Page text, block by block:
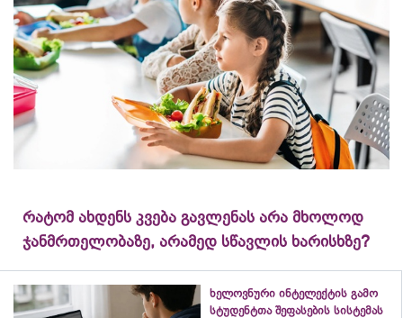
რატომ ახდენს კვება გავლენას არა მხოლოდ
ჯანმრთელობაზე, არამედ სწავლის ხარისხზე?
ხელოვნური ინტელექტის გამო
სტუდენტთა შეფასების სისტემას